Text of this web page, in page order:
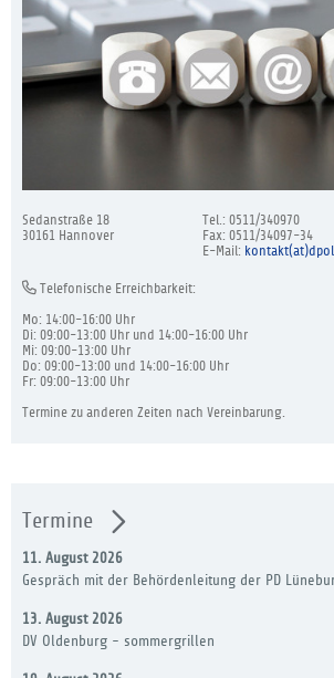
Sedanstraße 18
30161 Hannover
Tel.: 0511/340970
Fax: 0511/34097-34
E-Mail:
Telefonische Erreichbarkeit:
Mo: 14:00-16:00 Uhr
Di: 09:00-13:00 Uhr und 14:00-16:00 Uhr
Mi: 09:00-13:00 Uhr
Do: 09:00-13:00 und 14:00-16:00 Uhr
Fr: 09:00-13:00 Uhr
Termine zu anderen Zeiten nach Vereinbarung.
Termine
11. August 2026
Gespräch mit der Behördenleitung der PD
13. August 2026
DV Oldenburg - sommergrillen